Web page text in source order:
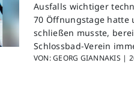
Ausfalls wichtiger
70 Öffnungstage hatte
schließen musste,
Schlossbad-Verein
VON: GEORG GIANNAKIS |